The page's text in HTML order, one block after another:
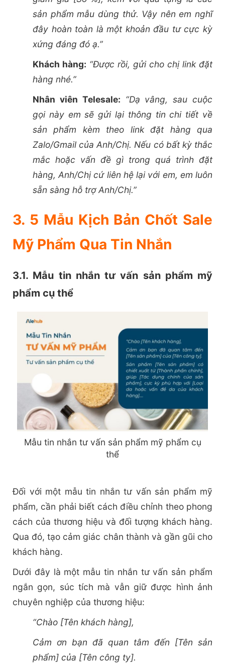
sản phẩm mẫu dùng thử. Vậy nên em nghĩ
đây hoàn toàn là một khoản đầu tư cực kỳ
xứng đáng đó ạ.”
Khách hàng: “Được rồi, gửi cho chị link đặt
hàng nhé.”
Nhân viên Telesale: “Dạ vâng, sau cuộc
gọi này em sẽ gửi lại thông tin chi tiết về
sản phẩm kèm theo link đặt hàng qua
Zalo/Gmail của Anh/Chị. Nếu có bất kỳ thắc
mắc hoặc vấn đề gì trong quá trình đặt
hàng, Anh/Chị cứ liên hệ lại với em, em luôn
sẵn sàng hỗ trợ Anh/Chị.”
3. 5 Mẫu Kịch Bản Chốt Sale
Mỹ Phẩm Qua Tin Nhắn
3.1. Mẫu tin nhắn tư vấn sản phẩm mỹ
phẩm cụ thể
Mẫu tin nhắn tư vấn sản phẩm mỹ phẩm cụ
thể
Đối với một mẫu tin nhắn tư vấn sản phẩm mỹ
phẩm, cần phải biết cách điều chỉnh theo phong
cách của thương hiệu và đối tượng khách hàng.
Qua đó, tạo cảm giác chân thành và gần gũi cho
khách hàng.
Dưới đây là một mẫu tin nhắn tư vấn sản phẩm
ngắn gọn, súc tích mà vẫn giữ được hình ảnh
chuyên nghiệp của thương hiệu:
“Chào [Tên khách hàng],
Cảm ơn bạn đã quan tâm đến [Tên sản
phẩm] của [Tên công ty].